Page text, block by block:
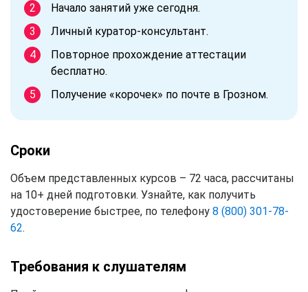
Начало занятий уже сегодня.
Личный куратор-консультант.
Повторное прохождение аттестации
бесплатно.
Получение «корочек» по почте в Грозном.
Сроки
Объем представленных курсов – 72 часа, рассчитаны
на 10+ дней подготовки. Узнайте, как получить
удостоверение быстрее, по телефону 8 (800) 301-78-
62.
Требования к слушателям